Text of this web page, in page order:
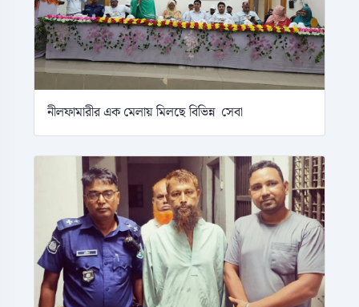
নীলফামারীর এক মেলায় মিলছে বিভিন্ন সেবা